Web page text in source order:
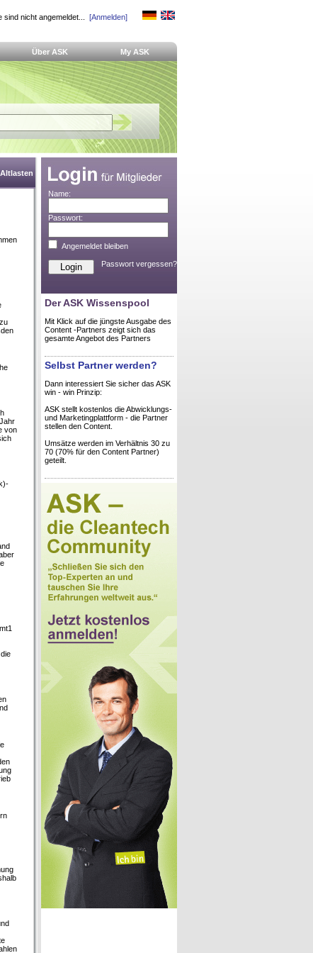
sind nicht angemeldet... [Anmelden]
Über ASK My ASK
von
Name:
Passwort:
Angemeldet bleiben
Passwort vergessen?
Der ASK Wissenspool
Mit Klick auf die jüngste Ausgabe des
Content -Partners zeigt sich das
gesamte Angebot des Partners
Selbst Partner werden?
Dann interessiert Sie sicher das ASK
win - win Prinzip:
ASK stellt kostenlos die Abwicklungs-
und Marketingplattform - die Partner
stellen den Content.
Umsätze werden im Verhältnis 30 zu
70 (70% für den Content Partner)
geteilt.